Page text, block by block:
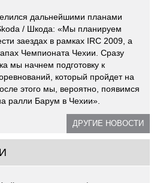
дальнейшими планами
/ Шкода: «Мы планируем
заездах в рамках IRC 2009, а
Чемпионата Чехии. Сразу
мы начнем подготовку к
который пройдет на
этого мы, вероятно, появимся
ралли Барум в Чехии».
ДРУГИЕ НОВОСТИ